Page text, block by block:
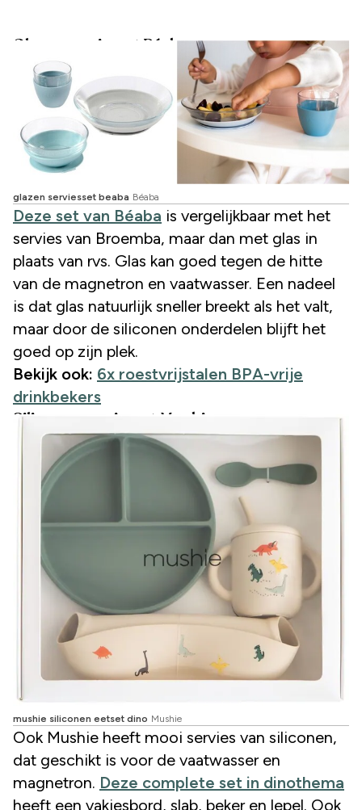
Glazen serviesset Béaba
glazen serviesset beaba Béaba
Deze set van Béaba is vergelijkbaar met het
servies van Broemba, maar dan met glas in
plaats van rvs. Glas kan goed tegen de hitte
van de magnetron en vaatwasser. Een nadeel
is dat glas natuurlijk sneller breekt als het valt,
maar door de siliconen onderdelen blijft het
goed op zijn plek.
Bekijk ook: 6x roestvrijstalen BPA-vrije
drinkbekers
Siliconen serviesset Mushie
mushie siliconen eetset dino Mushie
Ook Mushie heeft mooi servies van siliconen,
dat geschikt is voor de vaatwasser en
magnetron. Deze complete set in dinothema
heeft een vakjesbord, slab, beker en lepel. Ook